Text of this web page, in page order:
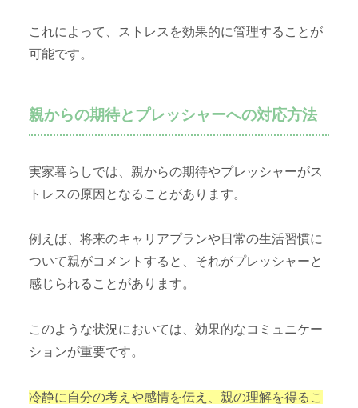
これによって、ストレスを効果的に管理することが
可能です。
親からの期待とプレッシャーへの対応方法
実家暮らしでは、親からの期待やプレッシャーがス
トレスの原因となることがあります。
例えば、将来のキャリアプランや日常の生活習慣に
ついて親がコメントすると、それがプレッシャーと
感じられることがあります。
このような状況においては、効果的なコミュニケー
ションが重要です。
冷静に自分の考えや感情を伝え、親の理解を得るこ